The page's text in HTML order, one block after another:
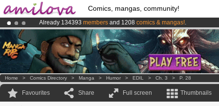
Comics, mangas, community!
Already 134393 members and 1208 comics & mangas!.
AmilovaKickstarter is now LIVE!.
Premium membership from3.95 euros per month !Get membership
Home > Comics Directory > Manga > Humor > EDIL > Ch. 3 > P. 28
Favourites Share Full screen Thumbnails